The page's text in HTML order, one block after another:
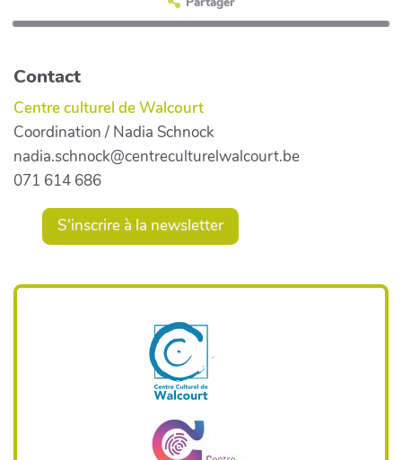
Contact
Centre culturel de Walcourt
Coordination / Nadia Schnock
nadia.schnock@centreculturelwalcourt.be
071 614 686
S'inscrire à la newsletter